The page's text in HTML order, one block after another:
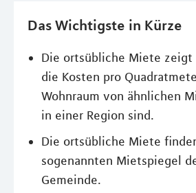
Das Wichtigste in Kürze
Die ortsübliche Miete zeigt
die Kosten pro
Wohnraum von ähnlichen
in einer Region sind.
Die ortsübliche Miete
sogenannten Mietspiegel
Gemeinde.